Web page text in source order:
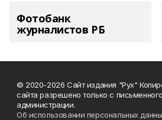
Фотобанк
журналистов РБ
© 2020-2026 Сайт издания "Рух"
сайта разрешено только с
администрации.
Об использовании персональных